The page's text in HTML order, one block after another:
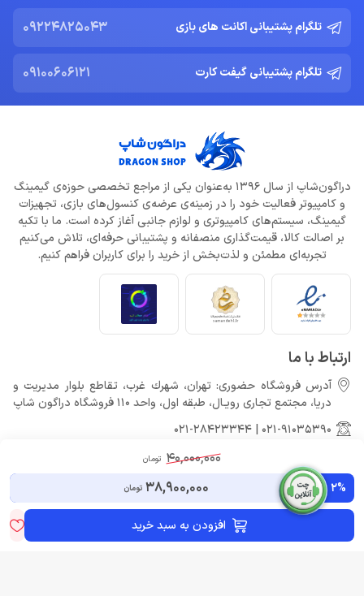
40,000,000 تومان
2%
38,900,000 تومان
افزودن به سبد خرید
تلگرام پشتیبانی اکانت های بازی 09224825043
تلگرام پشتیبانی گیفت کارت 09100606121
دراگون‌شاپ از سال 1396 به‌عنوان یکی از مراجع تخصصی حوزه‌ی گیمینگ
و کامپیوتر فعالیت خود را در زمینه‌ی عرضه‌ی کنسول‌های بازی، تجهیزات
گیمینگ، سیستم‌های کامپیوتری و لوازم جانبی آغاز کرده است. ما با تکیه
بر اصالت کالا، قیمت‌گذاری منصفانه و پشتیبانی حرفه‌ای، تلاش می‌کنیم
تجربه‌ای مطمئن و لذت‌بخش از خرید را برای کاربران فراهم کنیم.
ارتباط با ما
آدرس فروشگاه حضوری: تهران، شهرك غرب، تقاطع بلوار مدیریت و
دريا، مجتمع تجارى رويـال، طبقه اول، واحد 110 فروشگاه دراگون شاپ
021-91035390
|
021-28423344
7 روز هفته، 10 صبح تا 9 شب پاسخگوی شما عزیزان هستیم.